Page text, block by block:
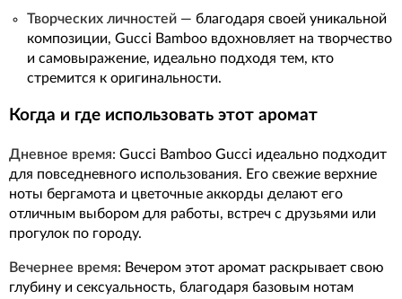
Творческих личностей — благодаря своей уникальной
композиции, Gucci Bamboo вдохновляет на творчество
и самовыражение, идеально подходя тем, кто
стремится к оригинальности.
Когда и где использовать этот аромат
Дневное время: Gucci Bamboo Gucci идеально подходит
для повседневного использования. Его свежие верхние
ноты бергамота и цветочные аккорды делают его
отличным выбором для работы, встреч с друзьями или
прогулок по городу.
Вечернее время: Вечером этот аромат раскрывает свою
глубину и сексуальность, благодаря базовым нотам